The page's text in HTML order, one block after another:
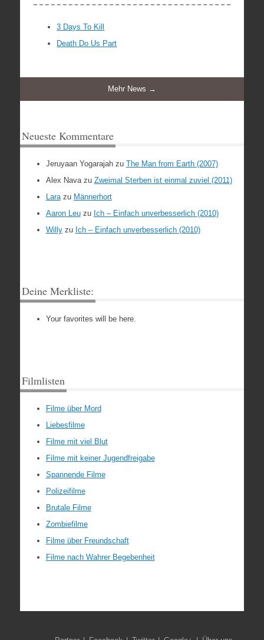
3 Days To Kill
Death Do Us Part
Mehr News →
Neueste Kommentare
Jeruyaan Yogarajahzu The Man from Earth (2007)
Alex Navazu Zweimal Sterben ist einmal zuviel (2011)
Larazu Männerhort
Aaron Leuzu Ich – Einfach unverbesserlich (2010)
Willyzu Ich – Einfach unverbesserlich (2010)
Deine Merkliste:
Your favorites will be here.
Filmlisten
Filme über Mord
Liebesfilme
Filme mit viel Blut
Filme mit keiner Jugendfreigabe
Spannende Filme
Polizeifilme
Brutale Filme
Zombiefilme
Filme über Freundschaft
Filme nach Wahrer Begebenheit